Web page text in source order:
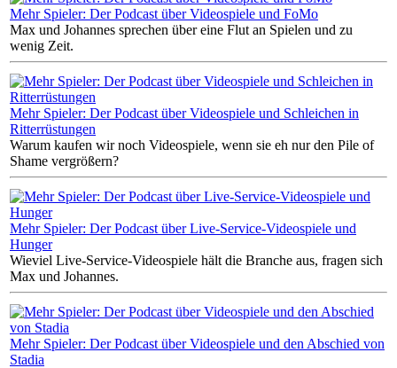
Mehr Spieler: Der Podcast über Videospiele und FoMo
Max und Johannes sprechen über eine Flut an Spielen und zu
wenig Zeit.
Mehr Spieler: Der Podcast über Videospiele und Schleichen in
Ritterrüstungen
Warum kaufen wir noch Videospiele, wenn sie eh nur den Pile of
Shame vergrößern?
Mehr Spieler: Der Podcast über Live-Service-Videospiele und
Hunger
Wieviel Live-Service-Videospiele hält die Branche aus, fragen sich
Max und Johannes.
Mehr Spieler: Der Podcast über Videospiele und den Abschied von
Stadia